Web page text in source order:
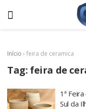
Início › feira de ceramica
Tag: feira de
1ª
Sul da